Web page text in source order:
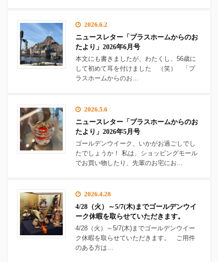
2026.6.2
ニュースレター「プラスホームからのお
たより」2026年6月号
本文にも書きましたが、わたくし、56歳に
して初めて耳を付けました （笑） 「プ
ラスホームからのお…
2026.5.6
ニュースレター「プラスホームからのお
たより」2026年5月号
ゴールデンウイーク、いかがお過ごしでし
たでしょうか！ 私は、ショッピングモール
でお買い物したり、先輩のお宅にお…
2026.4.28
4/28（火）～5/7(木)までゴールデンウイ
ーク休暇を取らせていただきます。
4/28（火）～5/7(木)までゴールデンウイー
ク休暇を取らせていただきます。 ご用件
のある方は…